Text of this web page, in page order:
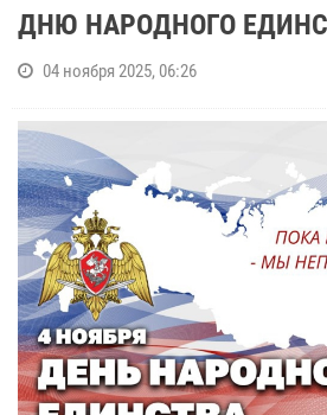
ДНЮ НАРОДНОГО
04 ноября 2025, 06:26